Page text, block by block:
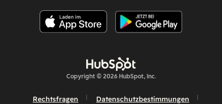
Copyright © 2026 HubSpot, Inc.
Rechtsfragen Datenschutzbestimmungen